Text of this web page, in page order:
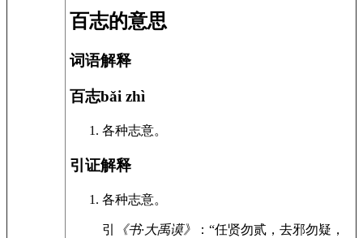
百志的意思
词语解释
百志bǎi zhì
各种志意。
引证解释
各种志意。
引 《书·大禹谟》
：“任贤勿贰，去邪勿疑，